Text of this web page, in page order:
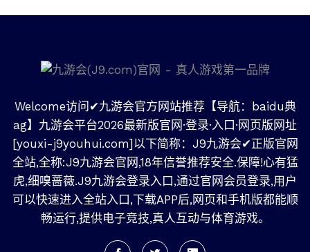
Welcome访问✔九游会官方网站推荐【导航：baidu典
ag】九游会平台2026最新版官网·登录·入口·网页版网址
[youxi-j9youhui.com]以下简称：J9九游会✔正版官网
全站,全称:J9九游会官网,18年信誉推荐安全.保障!心有猛
虎,细嗅蔷薇.J9九游会登录入口,通过官网会员登录,用户
可以快速进入全站入口,下载APP后,网页和手机版都能顺
畅运行,提供电子竞技,真人互动与体育游戏。